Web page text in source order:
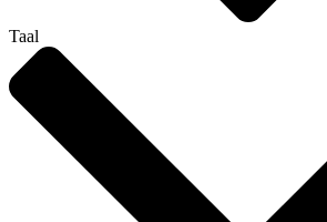
Taal